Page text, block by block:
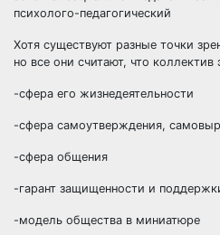
психолого-педагогический
Хотя существуют разные точки
но все они считают, что коллектив
-сфера его жизнедеятельности
-сфера самоутверждения,
-сфера общения
-гарант защищенности и
-модель общества в миниатюре